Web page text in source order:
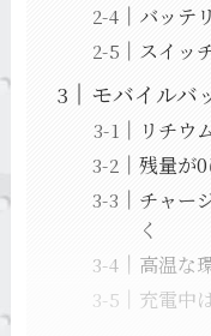
バッテ
スイッ
モバイルバ
リチウ
残量が
チャー
く
高温な
充電中